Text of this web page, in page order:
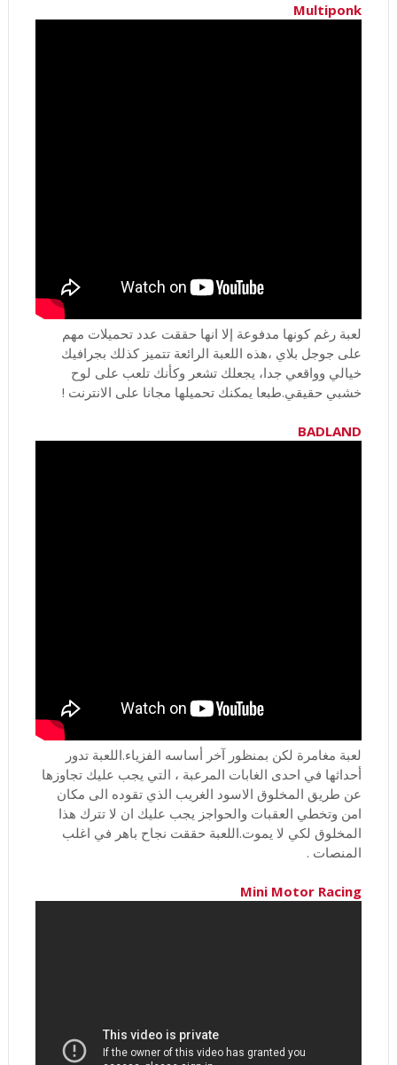
Multiponk
لعبة رغم كونها مدفوعة إلا انها حققت عدد تحميلات مهم
على جوجل بلاي ،هذه اللعبة الرائعة تتميز كذلك بجرافيك
خيالي وواقعي جدا، يجعلك تشعر وكأنك تلعب على لوح
خشبي حقيقي.طبعا يمكنك تحميلها مجانا على الانترنت !
BADLAND
لعبة مغامرة لكن بمنظور آخر أساسه الفزياء.اللعبة تدور
أحداثها في احدى الغابات المرعبة ، التي يجب عليك تجاوزها
عن طريق المخلوق الاسود الغريب الذي تقوده الى مكان
امن وتخطي العقبات والحواجز يجب عليك ان لا تترك هذا
المخلوق لكي لا يموت.اللعبة حققت نجاح باهر في اغلب
المنصات .
Mini Motor Racing